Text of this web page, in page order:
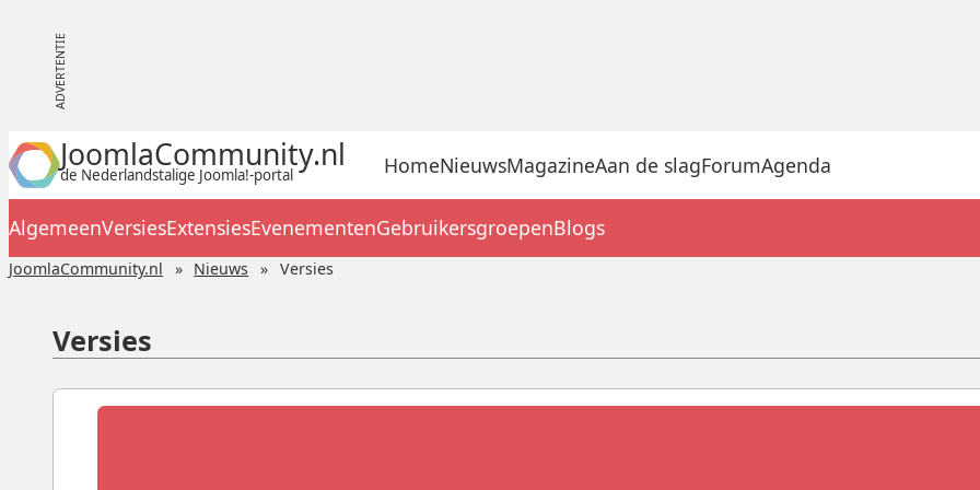
JoomlaCommunity.nl
de Nederlandstalige Joomla!-portal HomeNieuwsMagazineAan de slagForumAgenda
AlgemeenVersiesExtensiesEvenementenGebruikersgroepenBlogs
JoomlaCommunity.nl Nieuws Versies
Versies